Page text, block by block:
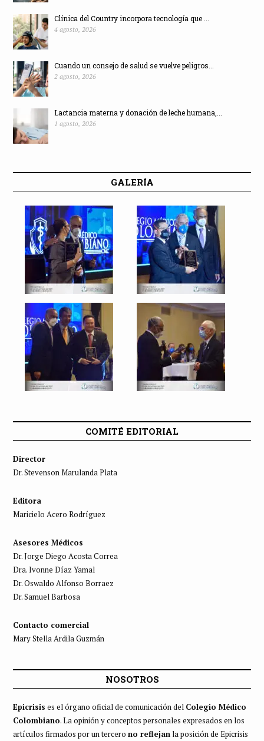
Clínica del Country incorpora tecnología que ...
4 agosto, 2026
Cuando un consejo de salud se vuelve peligros...
2 agosto, 2026
Lactancia materna y donación de leche humana,...
1 agosto, 2026
GALERÍA
COMITÉ EDITORIAL
Director
Dr. Stevenson Marulanda Plata
Editora
Maricielo Acero Rodríguez
Asesores Médicos
Dr. Jorge Diego Acosta Correa
Dra. Ivonne Díaz Yamal
Dr. Oswaldo Alfonso Borraez
Dr. Samuel Barbosa
Contacto comercial
Mary Stella Ardila Guzmán
NOSOTROS
Epicrisis es el órgano oficial de comunicación del Colegio Médico
Colombiano. La opinión y conceptos personales expresados en los
artículos firmados por un tercero no reflejanla posición de Epicrisis